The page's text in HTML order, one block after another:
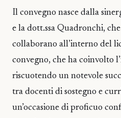
Il convegno nasce dalla
e la dott.ssa Quadronchi,
collaborano all’interno del
convegno, che ha coinvolto
riscuotendo un notevole
tra docenti di sostegno e
un’occasione di proficuo